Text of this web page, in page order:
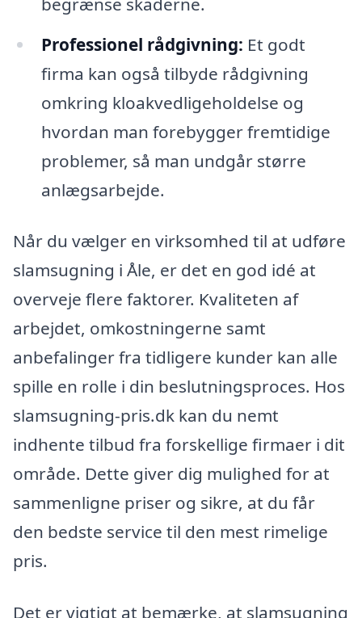
Professionel rådgivning: Et godt
firma kan også tilbyde rådgivning
omkring kloakvedligeholdelse og
hvordan man forebygger fremtidige
problemer, så man undgår større
anlægsarbejde.
Når du vælger en virksomhed til at udføre
slamsugning i Åle, er det en god idé at
overveje flere faktorer. Kvaliteten af
arbejdet, omkostningerne samt
anbefalinger fra tidligere kunder kan alle
spille en rolle i din beslutningsproces. Hos
slamsugning-pris.dk kan du nemt
indhente tilbud fra forskellige firmaer i dit
område. Dette giver dig mulighed for at
sammenligne priser og sikre, at du får
den bedste service til den mest rimelige
pris.
Det er vigtigt at bemærke, at slamsugning